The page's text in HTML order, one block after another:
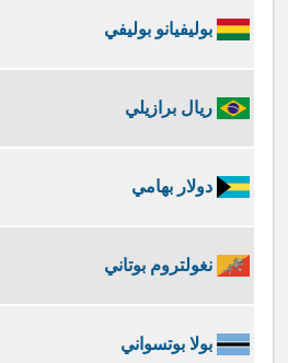
بوليفيانو بوليفي
ريال برازيلي
دولار بهامي
نغولتروم بوتاني
بولا بوتسواني